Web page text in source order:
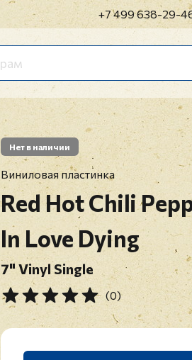
+7 499 638-29-
Нет в наличии
Виниловая пластинка
Red Hot Chili
In Love Dying
7" Vinyl Single
(0)